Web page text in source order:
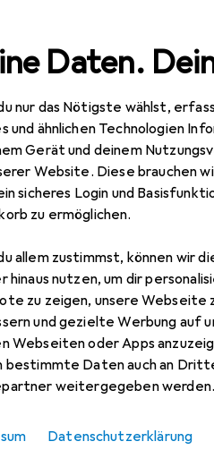
Daten.
nur das Nötigste wählst,
und ähnlichen Technologien
Gerät und deinem
Website. Diese brauchen
sicheres Login und
zu ermöglichen.
allem zustimmst, können wir
hinaus nutzen, um dir
zu zeigen, unsere Webseite
und gezielte Werbung auf
Webseiten oder Apps
bestimmte Daten auch an
weitergegeben werden.
Datenschutzerklärung
Gesamtsortiment IT +